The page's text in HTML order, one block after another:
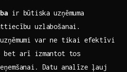
ir būtiska uzņēmuma
uzlabošanai.
var ne tikai efektīvi
bet arī izmantot tos‌
Datu​ analīze ⁤ļauj